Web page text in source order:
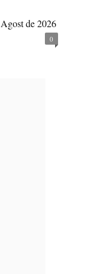
de 2026
0